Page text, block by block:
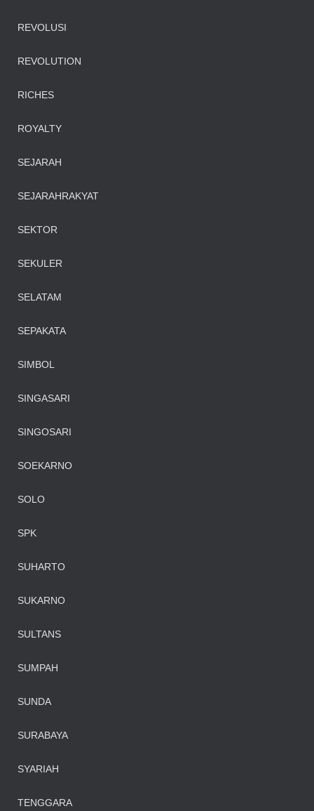
REVOLUSI
REVOLUTION
RICHES
ROYALTY
SEJARAH
SEJARAHRAKYAT
SEKTOR
SEKULER
SELATAM
SEPAKATA
SIMBOL
SINGASARI
SINGOSARI
SOEKARNO
SOLO
SPK
SUHARTO
SUKARNO
SULTANS
SUMPAH
SUNDA
SURABAYA
SYARIAH
TENGGARA